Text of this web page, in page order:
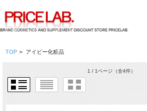
TOP > アイビー化粧品
1 / 1ページ（全4件）